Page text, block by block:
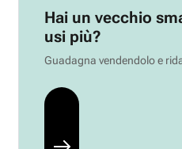
Hai un vecchio
usi più?
Guadagna vendendolo e